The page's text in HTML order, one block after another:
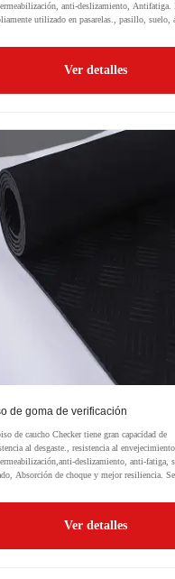
anti-deslizamiento, Antifatiga.
utilizado en pasarelas., pasillo, suelo,
Ver detalles
de goma de verificación
de caucho Checker tiene gran capacidad de
al desgaste., resistencia al envejecimiento,
deslizamiento, anti-fatiga,
Absorción de choque y mejor resiliencia.
de carga,por estera,estera de
Ver detalles